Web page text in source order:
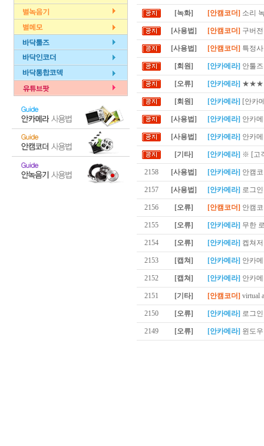
[녹화] [안캠코더] 소리
[사용법] [안캠코더] 구버
[사용법] [안캠코더] 특정
[회원] [안카메라] 안툴
[오류] [안카메라] ★★★
[회원] [안카메라] [안카
[사용법] [안카메라] 안카
[사용법] [안카메라] 안카
[기타] [안카메라] ※ [고
2158 [사용법] [안카메라] 안캠
2157 [사용법] [안카메라] 로그
2156 [오류] [안캠코더] 안캠
2155 [오류] [안카메라] 무한
2154 [오류] [안카메라] 켑쳐
2153 [캡쳐] [안카메라] 안카
2152 [캡쳐] [안카메라] 안카
2151 [기타] [안캠코더] virtual
2150 [오류] [안카메라] 로그
2149 [오류] [안카메라] 윈도